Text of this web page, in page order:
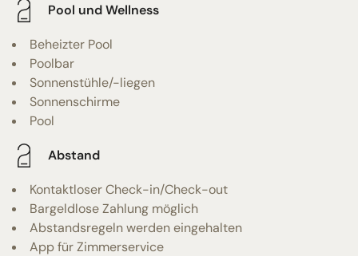
Pool und Wellness
Beheizter Pool
Poolbar
Sonnenstühle/-liegen
Sonnenschirme
Pool
Abstand
Kontaktloser Check-in/Check-out
Bargeldlose Zahlung möglich
Abstandsregeln werden eingehalten
App für Zimmerservice